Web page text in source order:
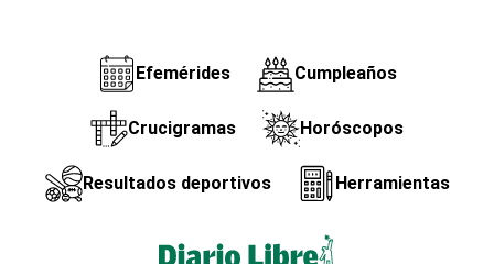
Efemérides Cumpleaños
Crucigramas Horóscopos
Resultados deportivos Herramientas